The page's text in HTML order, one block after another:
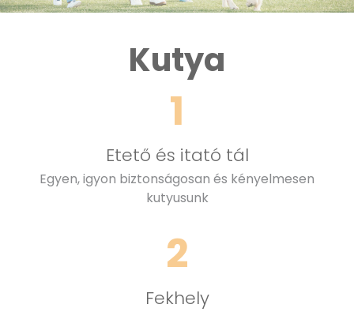
Kutya
1
Etető és itató tál
Egyen, igyon biztonságosan és kényelmesen
kutyusunk
2
Fekhely